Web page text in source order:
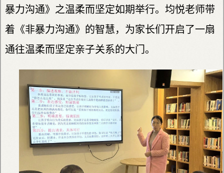
暴力沟通》之温柔而坚定如期举行。均悦老师带
着《非暴力沟通》的智慧，为家长们开启了一扇
通往温柔而坚定亲子关系的大门。